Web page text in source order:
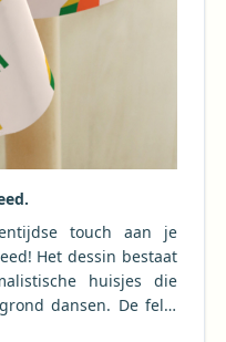
touch aan je
Het dessin bestaat
huisjes die
dansen. De felle
en geel zorgen voor